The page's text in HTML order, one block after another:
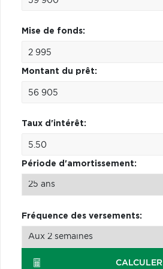
Mise de fonds:
Montant du prêt:
Taux d'intérêt:
Période d'amortissement:
Fréquence des versements:
CALCULER